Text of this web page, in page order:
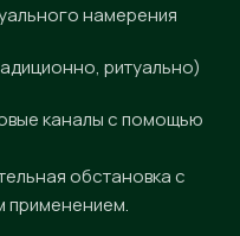
намерения
ритуально)
каналы с помощью
обстановка с
применением.